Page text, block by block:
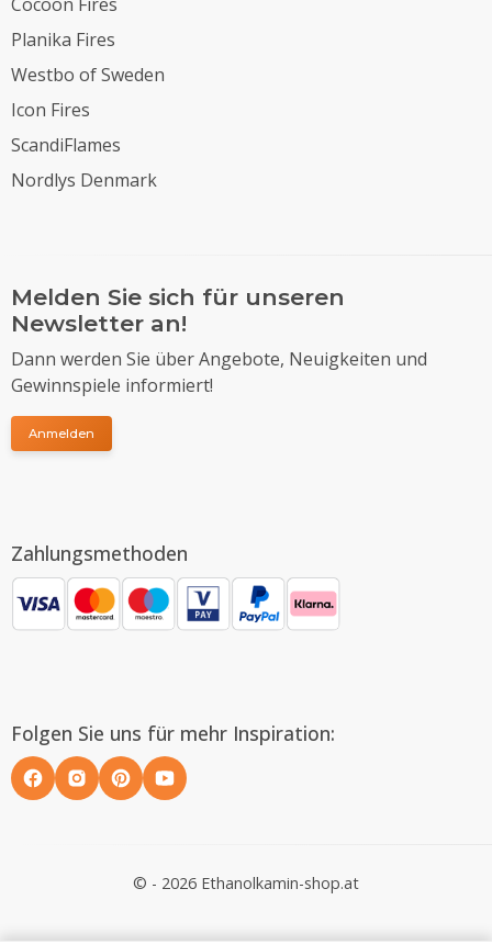
Planika Fires
Westbo of Sweden
Icon Fires
ScandiFlames
Nordlys Denmark
Melden Sie sich für unseren
Newsletter an!
Dann werden Sie über Angebote, Neuigkeiten und
Gewinnspiele informiert!
Anmelden
Zahlungsmethoden
Folgen Sie uns für mehr Inspiration:
© - 2026 Ethanolkamin-shop.at